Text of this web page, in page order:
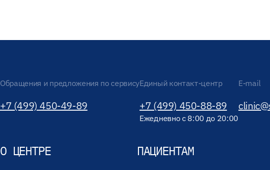
Обращения и предложения по сервису
+7 (499) 450-49-89
Единый контакт-центр
+7 (499) 450-88-89
Ежедневно с 8:00 до 20:00
E-mail
О ЦЕНТРЕ ПАЦИЕНТАМ